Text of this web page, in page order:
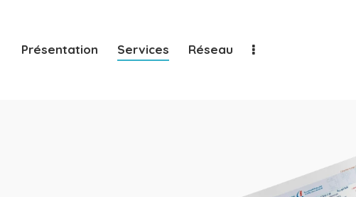
Présentation Services Réseau